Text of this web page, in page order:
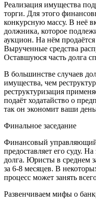
Реализация имущества
торги. Для этого
конкурсную массу. В неё
должника, которое
аукцион. На нём продаётся
Вырученные средства
Оставшуюся часть долга
В большинстве случаев
имущества, чем
реструктуризация
подаёт ходатайство о
так он экономит ваши
Финальное заседание
Финансовый управляющий
предоставляет его суду.
долга. Юристы в среднем
за 6-8 месяцев. В
процесс может занять
Развенчиваем мифы о